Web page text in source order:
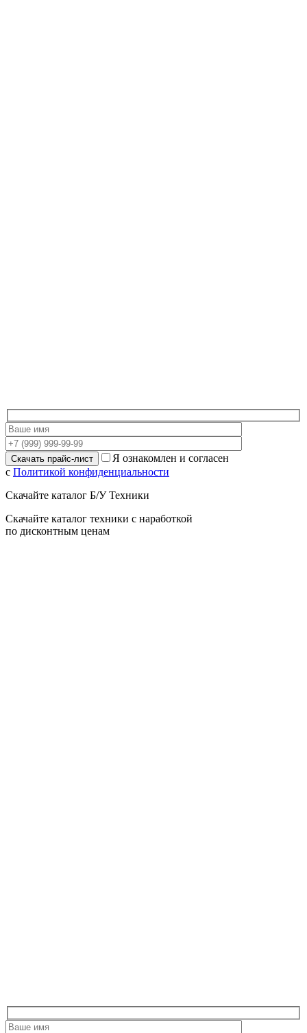
Я ознакомлен и согласен
с Политикой конфиденциальности
Скачайте каталог Б/У Техники
Скачайте каталог техники с наработкой
по дисконтным ценам